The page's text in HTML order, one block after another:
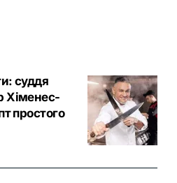
суддя
Хіменес-
простого